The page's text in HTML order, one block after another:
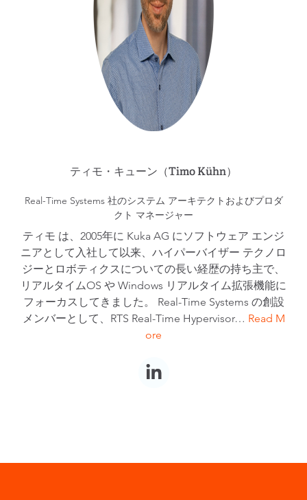
ティモ・キューン（Timo Kühn）
Real-Time Systems 社のシステム アーキテクトおよびプロダ
クト マネージャー
ティモ は、2005年に Kuka AG にソフトウェア エンジ
ニアとして入社して以来、ハイパーバイザー テクノロ
ジーとロボティクスについての長い経歴の持ち主で、
リアルタイムOS や Windows リアルタイム拡張機能に
フォーカスしてきました。 Real-Time Systems の創設
メンバーとして、RTS Real-Time Hypervisor… Read M
ore